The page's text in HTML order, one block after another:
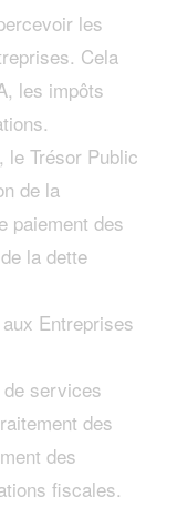
les
Cela
les impôts
le Trésor Public
de la
paiement des
la dette
Entreprises
services
des
des
fiscales.